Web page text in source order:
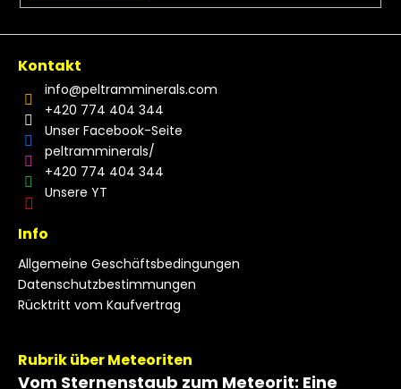
Kontakt
info@peltramminerals.com
+420 774 404 344
Unser Facebook-Seite
peltramminerals/
+420 774 404 344
Unsere YT
Info
Allgemeine Geschäftsbedingungen
Datenschutzbestimmungen
Rücktritt vom Kaufvertrag
Rubrik über Meteoriten
Vom Sternenstaub zum Meteorit: Eine